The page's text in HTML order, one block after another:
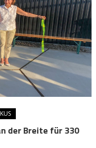
der Breite für 330